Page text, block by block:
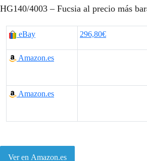
HG140/4003 – Fucsia al precio más
eBay 296,80€
Amazon.es
Amazon.es
Ver en Amazon.es